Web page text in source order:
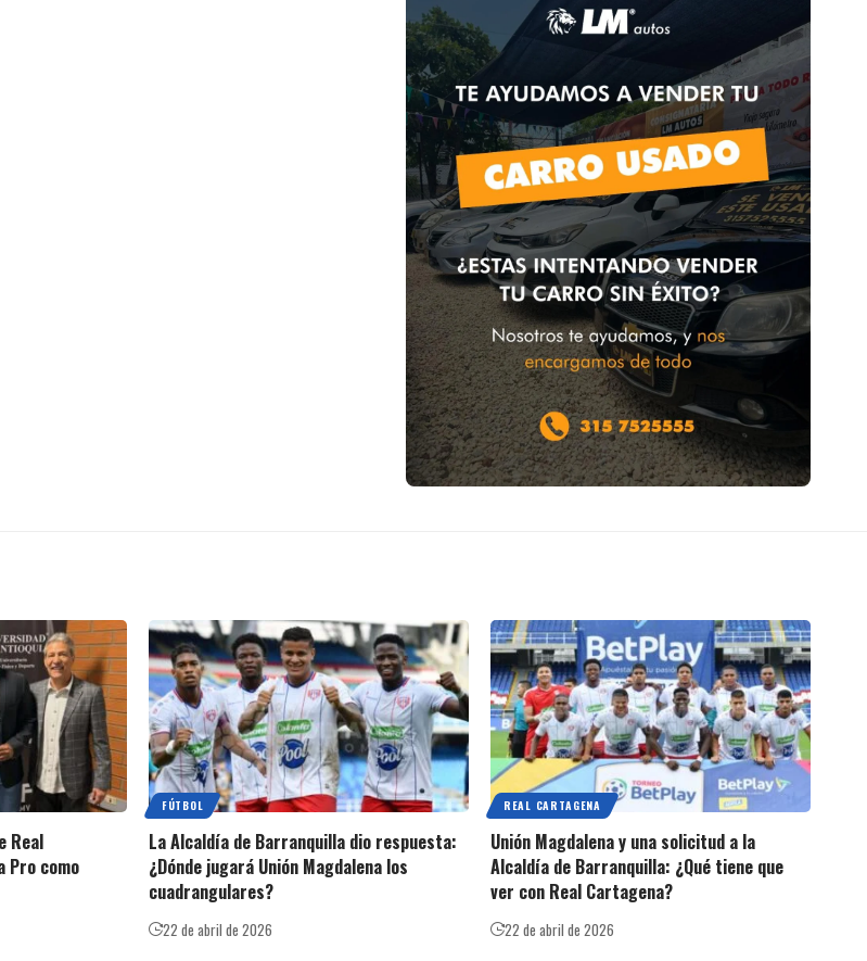
Real
Pro como
FÚTBOL
La Alcaldía de Barranquilla dio respuesta:
¿Dónde jugará Unión Magdalena los
cuadrangulares?
22 de abril de 2026
REAL CARTAGENA
Unión Magdalena y una solicitud a la
Alcaldía de Barranquilla: ¿Qué tiene que
ver con Real Cartagena?
22 de abril de 2026